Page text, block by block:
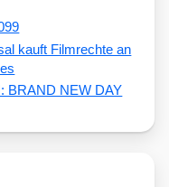
kauft Filmrechte an
BRAND NEW DAY